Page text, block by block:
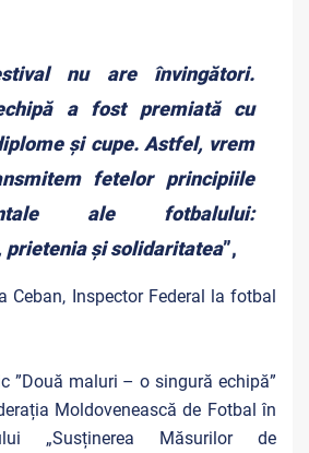
nu are învingători.
a fost premiată cu
și cupe. Astfel, vrem
fetelor principiile
ale fotbalului:
prietenia și solidaritatea”,
Ceban, Inspector Federal la fotbal
”Două maluri – o singură echipă”
Moldovenească de Fotbal în
„Susținerea Măsurilor de